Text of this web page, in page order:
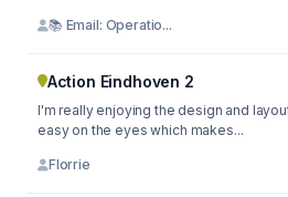
📚 Email: Operatio...
Action Eindhoven 2
I'm really enjoying the design and
easy on the eyes which makes...
Florrie